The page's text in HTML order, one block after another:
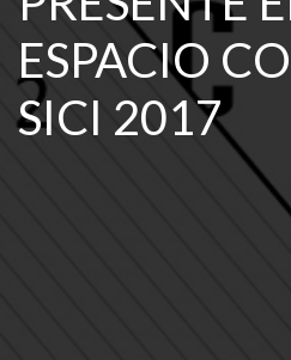
ESPACIO
SICI 2017